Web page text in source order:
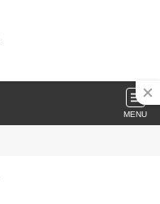
MENU